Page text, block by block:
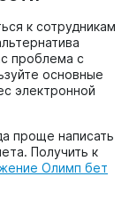
к сотрудникам
проблема с
основные
электронной
проще написать
Получить к
Олимп бет